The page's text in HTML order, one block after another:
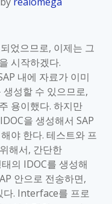
었으므로, 이제는 그
시작하겠다.
내에 자료가 이미
성할 수 있으므로,
용이했다. 하지만
을 생성해서 SAP
야 한다. 테스트와 프
해서, 간단한
의 IDOC를 생성해
안으로 전송하면,
다. Interface를 프로